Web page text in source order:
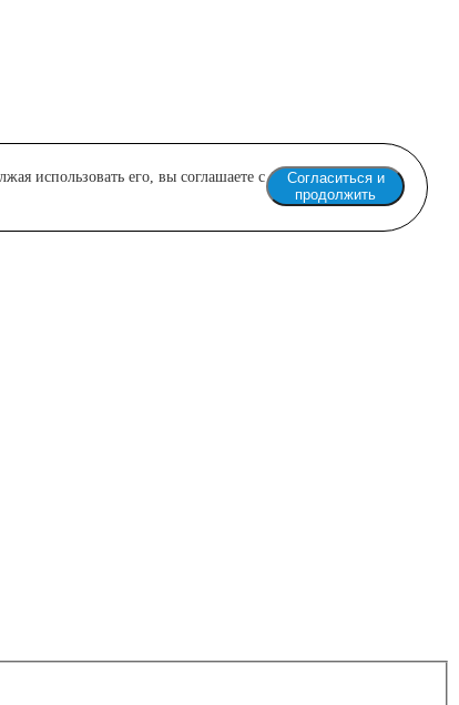
использовать его, вы соглашаете с
Согласиться и
продолжить